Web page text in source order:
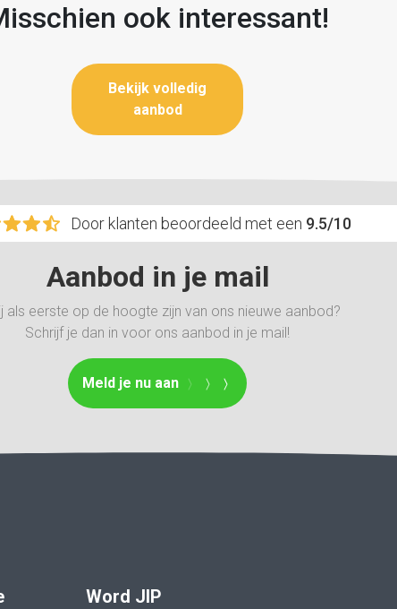
ook interessant!
Bekijk volledig
aanbod
Door klanten beoordeeld met een 9.5/10
Aanbod in je mail
als eerste op de hoogte zijn van ons nieuwe aanbod?
Schrijf je dan in voor ons aanbod in je mail!
Meld je nu aan
Word JIP